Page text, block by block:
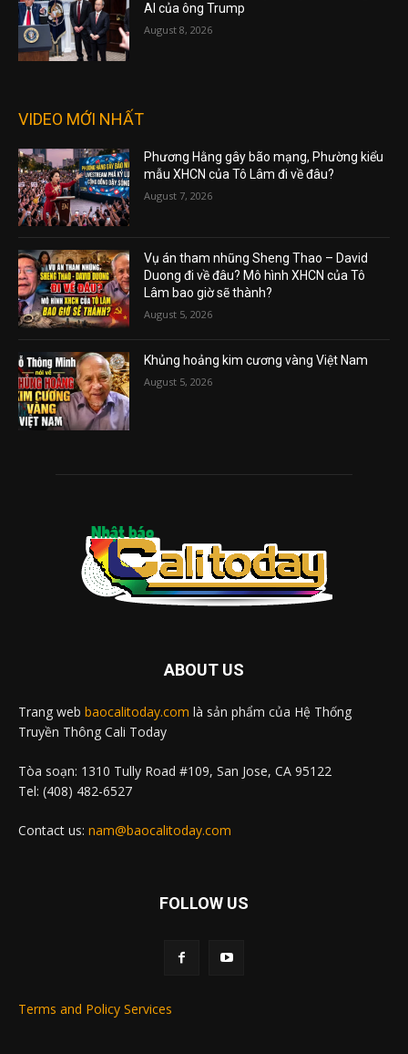
AI của ông Trump
August 8, 2026
VIDEO MỚI NHẤT
Phương Hằng gây bão mạng, Phường kiểu
mẫu XHCN của Tô Lâm đi về đâu?
August 7, 2026
Vụ án tham nhũng Sheng Thao – David
Duong đi về đâu? Mô hình XHCN của Tô
Lâm bao giờ sẽ thành?
August 5, 2026
Khủng hoảng kim cương vàng Việt Nam
August 5, 2026
ABOUT US
Trang web baocalitoday.com là sản phẩm của Hệ Thống
Truyền Thông Cali Today
Tòa soạn: 1310 Tully Road #109, San Jose, CA 95122
Tel: (408) 482-6527
Contact us: nam@baocalitoday.com
FOLLOW US
Terms and Policy Services